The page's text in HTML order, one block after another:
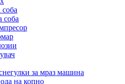
соба
соба
за мраз машина
на копно